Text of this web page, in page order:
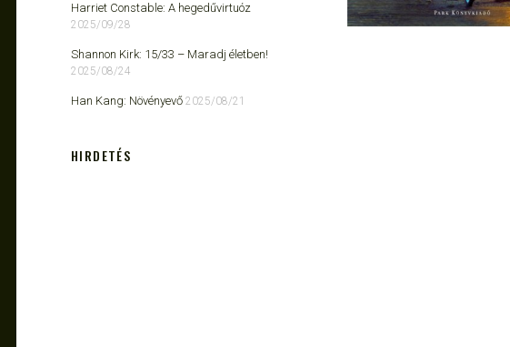
Harriet Constable: A hegedűvirtuóz
2025/09/28
Shannon Kirk: 15/33 ​– Maradj életben!
2025/08/24
Han Kang: Növényevő 2025/08/21
HIRDETÉS